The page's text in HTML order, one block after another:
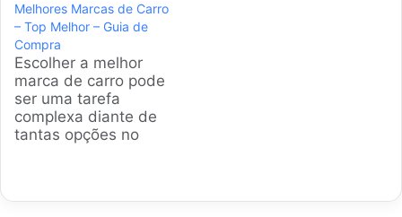
de vendas, a gente
selecionou os
modelos que
realmente entregam
durabilidade e
segurança para o seu
veículo. Confira nossa
seleção dos itens
Melhores Marcas de Carro
– Top Melhor – Guia de
Compra
Escolher a melhor
marca de carro pode
ser uma tarefa
complexa diante de
tantas opções no
elaborada por nossa